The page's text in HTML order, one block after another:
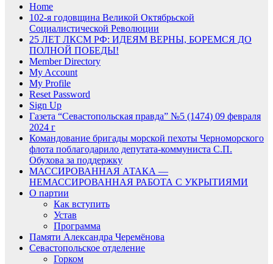
Home
102-я годовщина Великой Октябрьской
Социалистической Революции
25 ЛЕТ ЛКСМ РФ: ИДЕЯМ ВЕРНЫ, БОРЕМСЯ ДО
ПОЛНОЙ ПОБЕДЫ!
Member Directory
My Account
My Profile
Reset Password
Sign Up
Газета “Севастопольская правда” №5 (1474) 09 февраля
2024 г
Командование бригады морской пехоты Черноморского
флота поблагодарило депутата-коммуниста С.П.
Обухова за поддержку
МАССИРОВАННАЯ АТАКА —
НЕМАССИРОВАННАЯ РАБОТА С УКРЫТИЯМИ
О партии
Как вступить
Устав
Программа
Памяти Александра Черемёнова
Севастопольское отделение
Горком